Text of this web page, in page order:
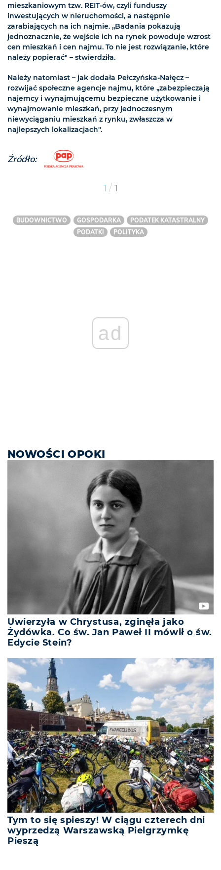
mieszkaniowym tzw. REIT-ów, czyli funduszy
inwestujących w nieruchomości, a następnie
zarabiających na ich najmie. „Badania pokazują
jednoznacznie, że wejście ich na rynek powoduje wzrost
cen mieszkań i cen najmu. To nie jest rozwiązanie, które
należy popierać" – stwierdziła.
Należy natomiast – jak dodała Pełczyńska-Nałęcz –
rozwijać społeczne agencje najmu, które „zabezpieczają
najemcy i wynajmującemu bezpieczne użytkowanie i
wynajmowanie mieszkań, przy jednoczesnym
niewyciąganiu mieszkań z rynku, zwłaszcza w
najlepszych lokalizacjach".
Źródło:
1 / 1
BUDOWNICTWO GOSPODARKA
PODATEK KATASTRALNY
PODATKI
POLITYKA
ad
NOWOŚCI OPOKI
Uwierzyła w Chrystusa, zginęła jako
Żydówka. Co św. Jan Paweł II mówił o św.
Edycie Stein?
Tym to się spieszy! W ciągu czterech dni
wyprzedzą Warszawską Pielgrzymkę
Pieszą